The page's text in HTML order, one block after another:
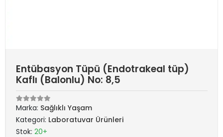
Entübasyon Tüpü (Endotrakeal tüp)
Kaflı (Balonlu) No: 8,5
Marka: Sağlıklı Yaşam
Kategori: Laboratuvar Ürünleri
Stok: 20+